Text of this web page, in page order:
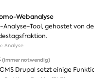
Presse
Fotos
Webanalyse
Analyse-Tool, gehostet von
: Analyse
(immer notwendig)
Drupal setzt einige